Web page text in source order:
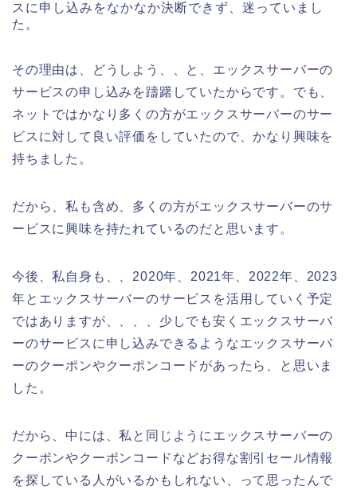
スに申し込みをなかなか決断できず、迷っていまし
た。
その理由は、どうしよう、、と、エックスサーバーの
サービスの申し込みを躊躇していたからです。でも、
ネットではかなり多くの方がエックスサーバーのサー
ビスに対して良い評価をしていたので、かなり興味を
持ちました。
だから、私も含め、多くの方がエックスサーバーのサ
ービスに興味を持たれているのだと思います。
今後、私自身も、、2020年、2021年、2022年、2023
年とエックスサーバーのサービスを活用していく予定
ではありますが、、、、少しでも安くエックスサーバ
ーのサービスに申し込みできるようなエックスサーバ
ーのクーポンやクーポンコードがあったら、と思いま
した。
だから、中には、私と同じようにエックスサーバーの
クーポンやクーポンコードなどお得な割引セール情報
を探している人がいるかもしれない、って思ったんで